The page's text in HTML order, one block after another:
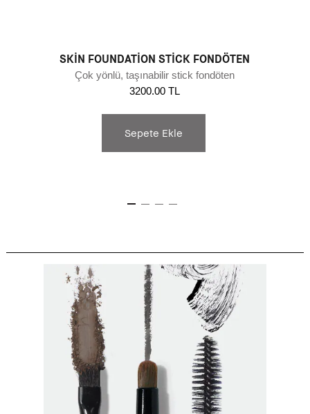
SKIN FOUNDATION STICK FONDÖTEN
Çok yönlü, taşınabilir stick fondöten
3200.00 TL
Sepete Ekle